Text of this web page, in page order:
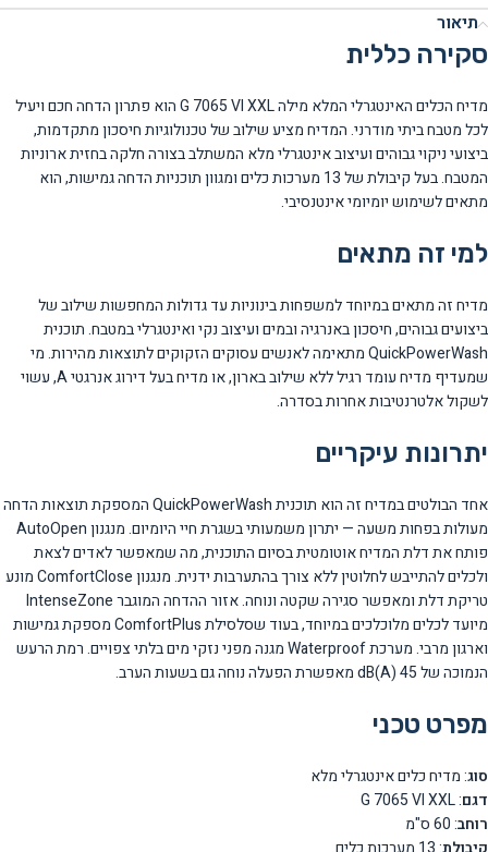
תיאור
סקירה כללית
מדיח הכלים האינטגרלי המלא מילה G 7065 VI XXL הוא פתרון הדחה חכם ויעיל
לכל מטבח ביתי מודרני. המדיח מציע שילוב של טכנולוגיות חיסכון מתקדמות,
ביצועי ניקוי גבוהים ועיצוב אינטגרלי מלא המשתלב בצורה חלקה בחזית ארוניות
המטבח. בעל קיבולת של 13 מערכות כלים ומגוון תוכניות הדחה גמישות, הוא
מתאים לשימוש יומיומי אינטנסיבי.
למי זה מתאים
מדיח זה מתאים במיוחד למשפחות בינוניות עד גדולות המחפשות שילוב של
ביצועים גבוהים, חיסכון באנרגיה ובמים ועיצוב נקי ואינטגרלי במטבח. תוכנית
QuickPowerWash מתאימה לאנשים עסוקים הזקוקים לתוצאות מהירות. מי
שמעדיף מדיח עומד רגיל ללא שילוב בארון, או מדיח בעל דירוג אנרגטי A, עשוי
לשקול אלטרנטיבות אחרות בסדרה.
יתרונות עיקריים
אחד הבולטים במדיח זה הוא תוכנית QuickPowerWash המספקת תוצאות הדחה
מעולות בפחות משעה — יתרון משמעותי בשגרת חיי היומיום. מנגנון AutoOpen
פותח את דלת המדיח אוטומטית בסיום התוכנית, מה שמאפשר לאדים לצאת
ולכלים להתייבש לחלוטין ללא צורך בהתערבות ידנית. מנגנון ComfortClose מונע
טריקת דלת ומאפשר סגירה שקטה ונוחה. אזור ההדחה המוגבר IntenseZone
מיועד לכלים מלוכלכים במיוחד, בעוד שסלסילת ComfortPlus מספקת גמישות
וארגון מרבי. מערכת Waterproof מגנה מפני נזקי מים בלתי צפויים. רמת הרעש
הנמוכה של 45 dB(A) מאפשרת הפעלה נוחה גם בשעות הערב.
מפרט טכני
סוג: מדיח כלים אינטגרלי מלא
דגם: G 7065 VI XXL
רוחב: 60 ס"מ